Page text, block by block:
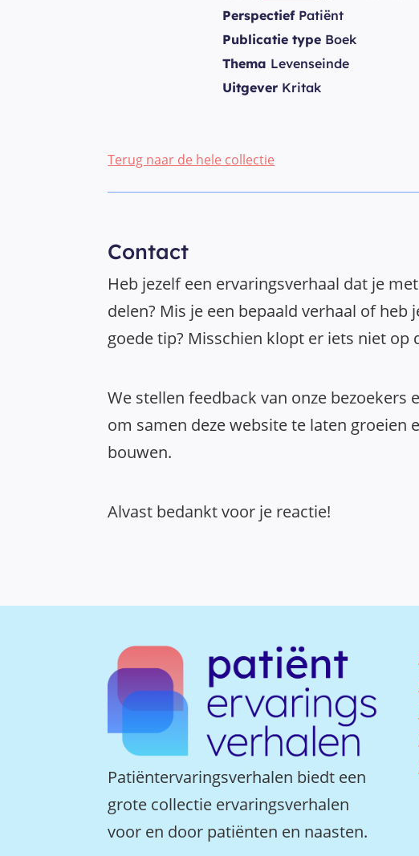
PerspectiefPatiënt
Publicatie type Boek
Thema Levenseinde
Uitgever Kritak
Terug naar de hele collectie
Contact
Heb jezelf een ervaringsverhaal dat je
delen? Mis je een bepaald verhaal of heb
goede tip? Misschien klopt er iets niet op
We stellen feedback van onze bezoekers
om samen deze website te laten groeien
bouwen.
Alvast bedankt voor je reactie!
Patiëntervaringsverhalen biedt een
grote collectie ervaringsverhalen
voor en door patiënten en naasten.